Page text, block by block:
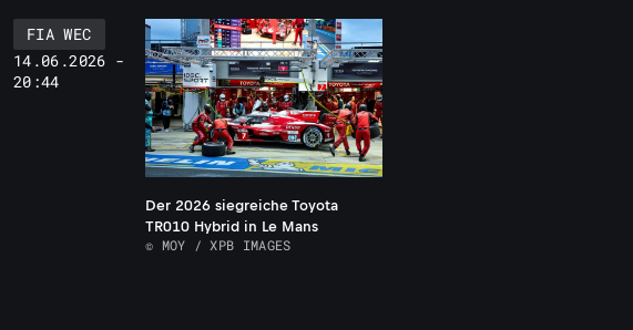
FIA WEC
14.06.2026 -
20:44
Der 2026 siegreiche Toyota
TR010 Hybrid in Le Mans
© MOY / XPB IMAGES